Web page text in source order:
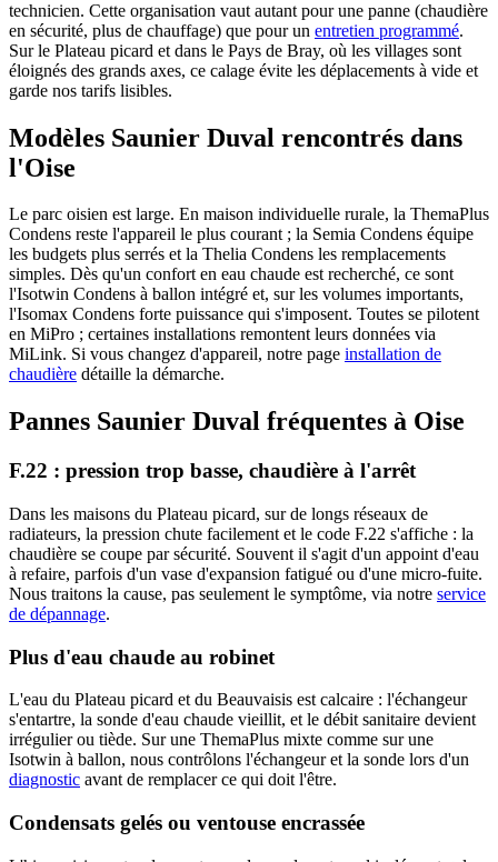
technicien. Cette organisation vaut autant pour une panne (chaudière
en sécurité, plus de chauffage) que pour un entretien programmé.
Sur le Plateau picard et dans le Pays de Bray, où les villages sont
éloignés des grands axes, ce calage évite les déplacements à vide et
garde nos tarifs lisibles.
Modèles Saunier Duval rencontrés dans
l'Oise
Le parc oisien est large. En maison individuelle rurale, la ThemaPlus
Condens reste l'appareil le plus courant ; la Semia Condens équipe
les budgets plus serrés et la Thelia Condens les remplacements
simples. Dès qu'un confort en eau chaude est recherché, ce sont
l'Isotwin Condens à ballon intégré et, sur les volumes importants,
l'Isomax Condens forte puissance qui s'imposent. Toutes se pilotent
en MiPro ; certaines installations remontent leurs données via
MiLink. Si vous changez d'appareil, notre page installation de
chaudière détaille la démarche.
Pannes Saunier Duval fréquentes à Oise
F.22 : pression trop basse, chaudière à l'arrêt
Dans les maisons du Plateau picard, sur de longs réseaux de
radiateurs, la pression chute facilement et le code F.22 s'affiche : la
chaudière se coupe par sécurité. Souvent il s'agit d'un appoint d'eau
à refaire, parfois d'un vase d'expansion fatigué ou d'une micro-fuite.
Nous traitons la cause, pas seulement le symptôme, via notre service
de dépannage.
Plus d'eau chaude au robinet
L'eau du Plateau picard et du Beauvaisis est calcaire : l'échangeur
s'entartre, la sonde d'eau chaude vieillit, et le débit sanitaire devient
irrégulier ou tiède. Sur une ThemaPlus mixte comme sur une
Isotwin à ballon, nous contrôlons l'échangeur et la sonde lors d'un
diagnostic avant de remplacer ce qui doit l'être.
Condensats gelés ou ventouse encrassée